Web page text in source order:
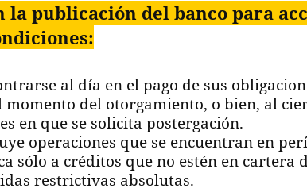
la publicación del banco para
al día en el pago de sus
momento del otorgamiento, o bien, al
en que se solicita postergación.
operaciones que se encuentran en
sólo a créditos que no estén en cartera
restrictivas absolutas.